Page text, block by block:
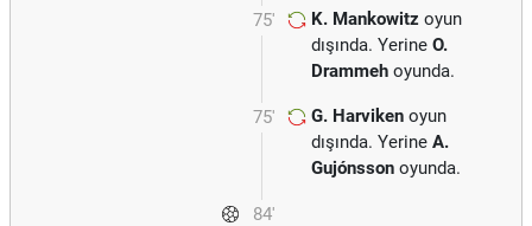
75' K. Mankowitz oyun
dışında. Yerine O.
Drammeh oyunda.
75' G. Harviken oyun
dışında. Yerine A.
Gujónsson oyunda.
84'